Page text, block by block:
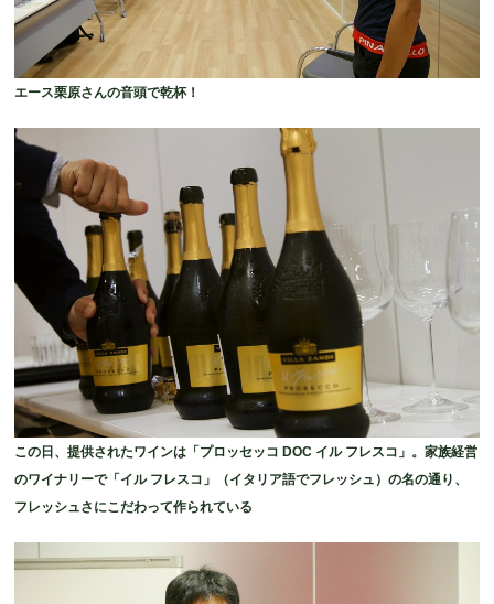
エース栗原さんの音頭で乾杯！
この日、提供されたワインは「プロッセッコ DOC イル フレスコ」。家族経営
のワイナリーで「イル フレスコ」（イタリア語でフレッシュ）の名の通り、
フレッシュさにこだわって作られている